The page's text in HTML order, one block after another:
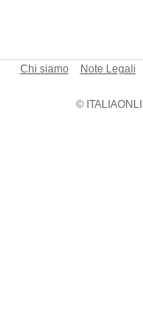
Chi siamo Note Legali
©